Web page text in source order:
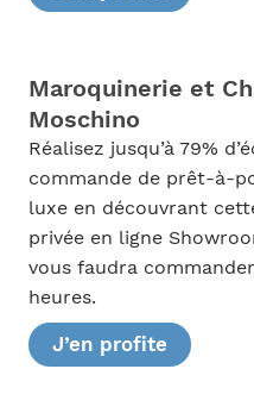
Maroquinerie et
Moschino
Réalisez jusqu’à 79%
commande de prêt-à-
luxe en découvrant
privée en ligne
vous faudra
heures.
J’en profite